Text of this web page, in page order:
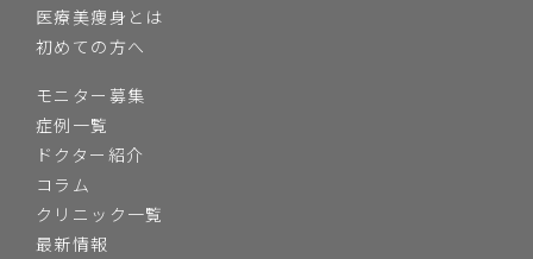
医療美痩身とは
初めての方へ
モニター募集
症例一覧
ドクター紹介
コラム
クリニック一覧
最新情報